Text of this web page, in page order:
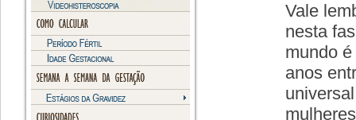
Vale
nesta
mundo
anos